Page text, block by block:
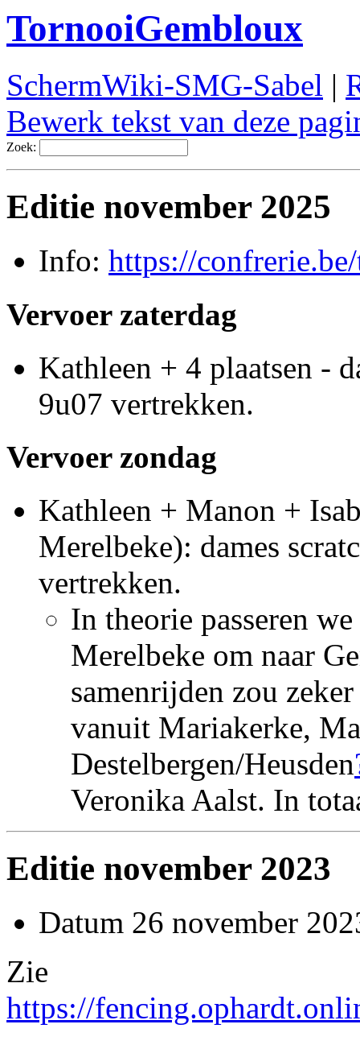
TornooiGembloux
SchermWiki-SMG-Sabel |
Bewerk tekst van deze
Zoek:
Editie november 2025
Info: https://
Vervoer zaterdag
Kathleen + 4 plaatsen -
9u07 vertrekken.
Vervoer zondag
Kathleen + Manon +
Merelbeke): dames
vertrekken.
In theorie passeren
Merelbeke om naar
samenrijden zou
vanuit Mariakerke,
Destelbergen/Heusden
Veronika Aalst. In
Editie november 2023
Datum 26 november
Zie
https://